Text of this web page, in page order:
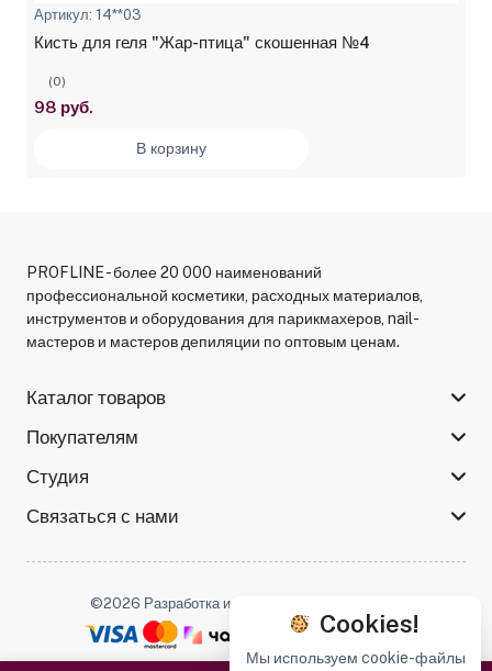
Артикул: 14**03
Кисть для геля "Жар-птица" скошенная №4
(0)
98 руб.
В корзину
PROFLINE - более 20 000 наименований
профессиональной косметики, расходных материалов,
инструментов и оборудования для парикмахеров, nail-
мастеров и мастеров депиляции по оптовым ценам.
Каталог товаров
Покупателям
Студия
Связаться с нами
©2026 Разработка и поддержка -
Cookies!
Мы используем cookie-файлы